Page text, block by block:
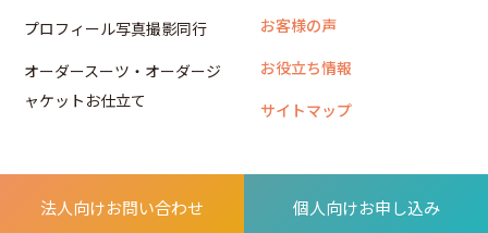
法人向けお問い合わせ 個人向けお申し込み
プロフィール写真撮影同行
オーダースーツ・オーダージ
ャケットお仕立て
お客様の声
お役立ち情報
サイトマップ